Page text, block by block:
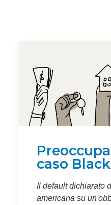
caso
Il default dichiarato
americana su